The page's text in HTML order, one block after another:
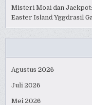
Misteri Moai dan
Easter Island Yggdrasil
Agustus 2026
Juli 2026
Mei 2026